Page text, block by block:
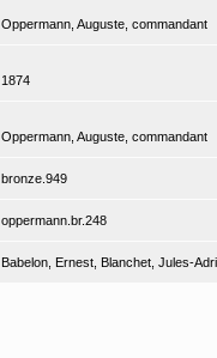
Oppermann, Auguste, commandant
1874
Oppermann, Auguste, commandant
bronze.949
oppermann.br.248
Babelon, Ernest, Blanchet, Jules-